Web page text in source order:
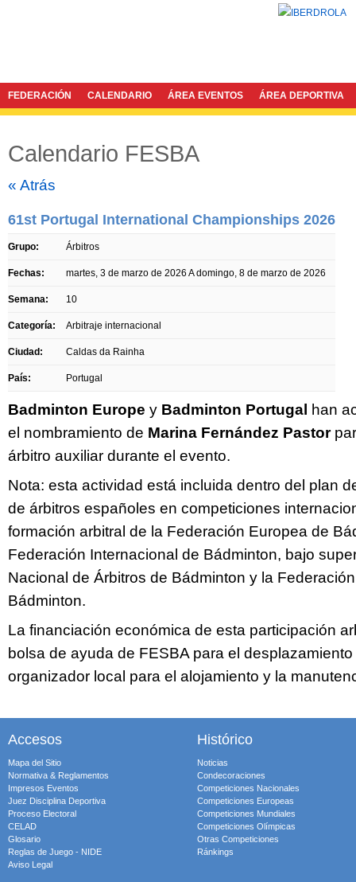
FEDERACIÓN CALENDARIO ÁREA EVENTOS ÁREA DEPORTIVA
Calendario FESBA
« Atrás
61st Portugal International Championships 2026
Grupo: Árbitros
Fechas: martes, 3 de marzo de 2026 Adomingo, 8 de marzo de 2026
Semana: 10
Categoría: Arbitraje internacional
Ciudad: Caldas da Rainha
País: Portugal
Badminton Europe y Badminton Portugal
han
el nombramiento de Marina Fernández Pastor
árbitro auxiliar durante el evento.
Nota: esta actividad está incluida dentro del plan
de árbitros españoles en competiciones
formación arbitral de la Federación Europea de
Federación Internacional de Bádminton, bajo
Nacional de Árbitros de Bádminton y la
Bádminton.
La financiación económica de esta participación
bolsa de ayuda de FESBA para el
organizador local para el alojamiento y la
Accesos
Mapa del Sitio
Normativa & Reglamentos
Impresos Eventos
Juez Disciplina Deportiva
Proceso Electoral
CELAD
Glosario
Reglas de Juego - NIDE
Aviso Legal
Histórico
Noticias
Condecoraciones
Competiciones Nacionales
Competiciones Europeas
Competiciones Mundiales
Competiciones Olímpicas
Otras Competiciones
Ránkings